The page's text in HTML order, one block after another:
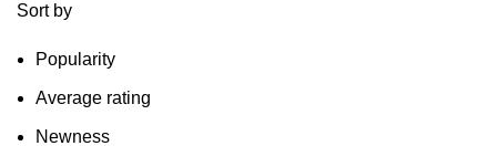
Sort by
Popularity
Average rating
Newness